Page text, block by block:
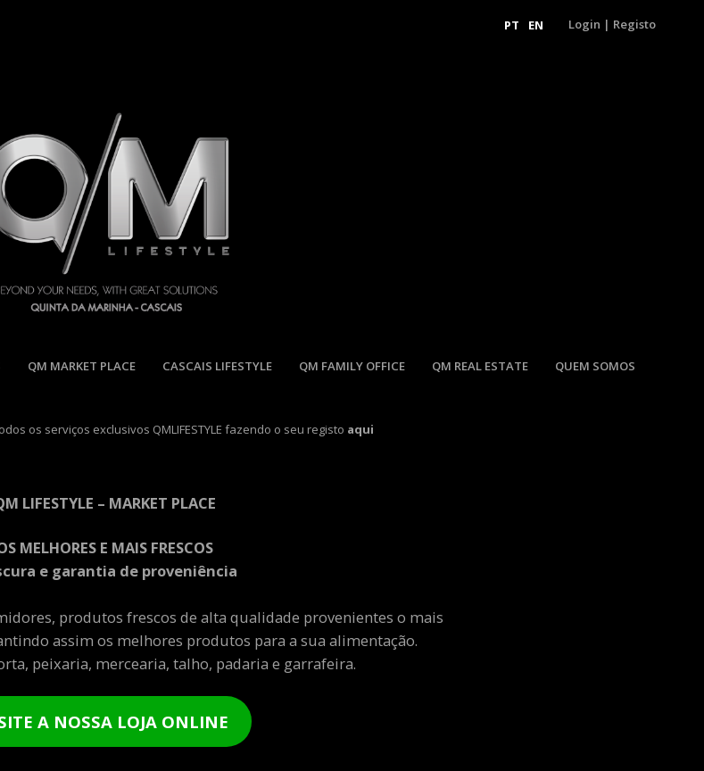
PT EN Login | Registo
QM MARKET PLACE CASCAIS LIFESTYLE QM FAMILY OFFICE QM REAL ESTATE QUEM SOMOS
os serviços exclusivos QMLIFESTYLE fazendo o seu registo aqui
LIFESTYLE – MARKET PLACE
MELHORES E MAIS FRESCOS
e garantia de proveniência
produtos frescos de alta qualidade provenientes o mais
assim os melhores produtos para a sua alimentação.
peixaria, mercearia, talho, padaria e garrafeira.
A NOSSA LOJA ONLINE